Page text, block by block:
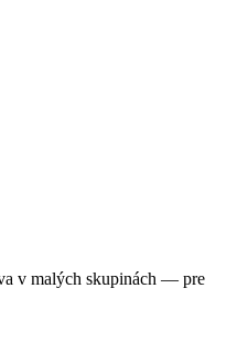
v malých skupinách — pre